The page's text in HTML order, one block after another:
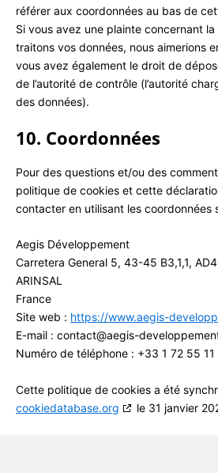
référer aux coordonnées au bas de
Si vous avez une plainte concernant
traitons vos données, nous aimerions
vous avez également le droit de
de l’autorité de contrôle (l’autorité
des données).
10. Coordonnées
Pour des questions et/ou des
politique de cookies et cette
contacter en utilisant les coordonnées
Aegis Développement
Carretera General 5, 43-45 B3,1,1,
ARINSAL
France
Site web : https://www.aegis-
E-mail : contact@aegis-
Numéro de téléphone : +33 1 72 55 11
Cette politique de cookies a été
cookiedatabase.org
le 31 janvier